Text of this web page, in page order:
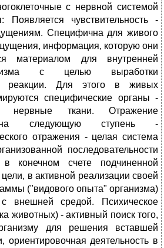
с нервной системой
Появляется чувствительность -
Специфична для живого
информация, которую они
материалом для внутренней
с целью выработки
реакции. Для этого в живых
специфические органы -
нервные ткани. Отражение
на следующую ступень -
отражения - целая система
последовательности
конечном счете подчиненной
в активной реализации своей
("видового опыта" организма)
внешней средой. Психическое
животных) - активный поиск того,
для решения вставшей
ориентировочная деятельность в